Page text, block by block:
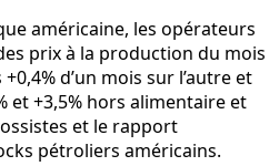
américaine, les opérateurs
prix à la production du mois
d’un mois sur l’autre et
et +3,5% hors alimentaire et
et le rapport
pétroliers américains.